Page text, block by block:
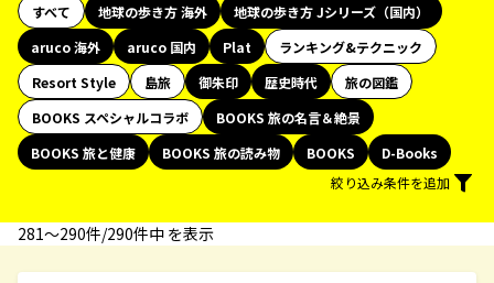
すべて 地球の歩き方 海外
地球の歩き方 Jシリーズ（国内）
aruco 海外
aruco 国内 Plat
ランキング&テクニック
Resort Style
島旅 御朱印 歴史時代
旅の図鑑
BOOKS スペシャルコラボ
BOOKS 旅の名言＆絶景
BOOKS 旅と健康
BOOKS 旅の読み物 BOOKS
D-Books
絞り込み条件を追加
281〜290件/290件中 を表示